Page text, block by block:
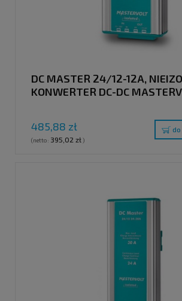
DC MASTER 24/12-12A,
KONWERTER DC-DC
485,88 zł
(netto: 395,02 zł)